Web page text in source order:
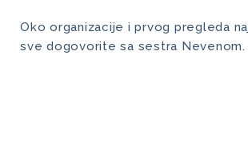
Oko organizacije i prvog pregleda
sve dogovorite sa sestra Nevenom.